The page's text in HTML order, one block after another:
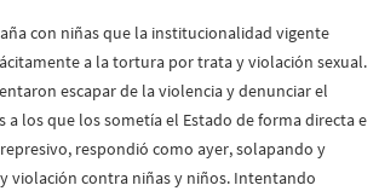
con niñas que la institucionalidad vigente
a la tortura por trata y violación sexual.
escapar de la violencia y denunciar el
a los que los sometía el Estado de forma directa e
respondió como ayer, solapando y
violación contra niñas y niños. Intentando